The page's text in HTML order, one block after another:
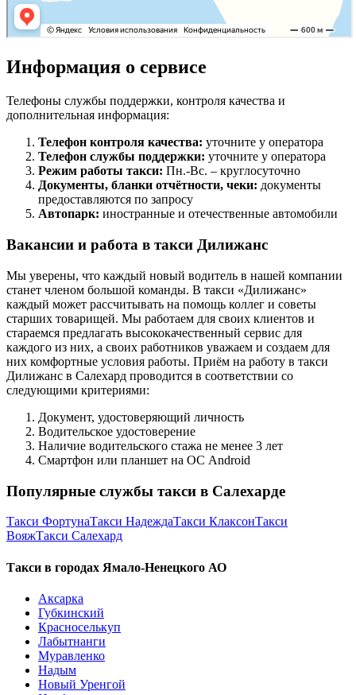
Информация о сервисе
Телефоны службы поддержки, контроля качества и
дополнительная информация:
Телефон контроля качества: уточните у оператора
Телефон службы поддержки: уточните у оператора
Режим работы такси: Пн.-Вс. – круглосуточно
Документы, бланки отчётности, чеки: документы
предоставляются по запросу
Автопарк: иностранные и отечественные автомобили
Вакансии и работа в такси Дилижанс
Мы уверены, что каждый новый водитель в нашей компании
станет членом большой команды. В такси «Дилижанс»
каждый может рассчитывать на помощь коллег и советы
старших товарищей. Мы работаем для своих клиентов и
стараемся предлагать высококачественный сервис для
каждого из них, а своих работников уважаем и создаем для
них комфортные условия работы. Приём на работу в такси
Дилижанс в Салехард проводится в соответствии со
следующими критериями:
Документ, удостоверяющий личность
Водительское удостоверение
Наличие водительского стажа не менее 3 лет
Смартфон или планшет на ОС Android
Популярные службы такси в Салехарде
Такси ФортунаТакси НадеждаТакси КлаксонТакси
ВояжТакси Салехард
Такси в городах Ямало-Ненецкого АО
Аксарка
Губкинский
Красноселькуп
Лабытнанги
Муравленко
Надым
Новый Уренгой